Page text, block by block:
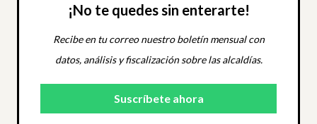
¡No te quedes sin enterarte!
Recibe en tu correo nuestro boletín mensual con
datos, análisis y fiscalización sobre las alcaldías.